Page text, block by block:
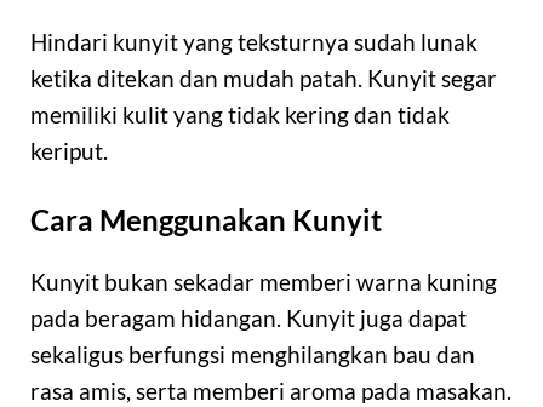
Hindari kunyit yang teksturnya sudah lunak
ketika ditekan dan mudah patah. Kunyit segar
memiliki kulit yang tidak kering dan tidak
keriput.
Cara Menggunakan Kunyit
Kunyit bukan sekadar memberi warna kuning
pada beragam hidangan. Kunyit juga dapat
sekaligus berfungsi menghilangkan bau dan
rasa amis, serta memberi aroma pada masakan.